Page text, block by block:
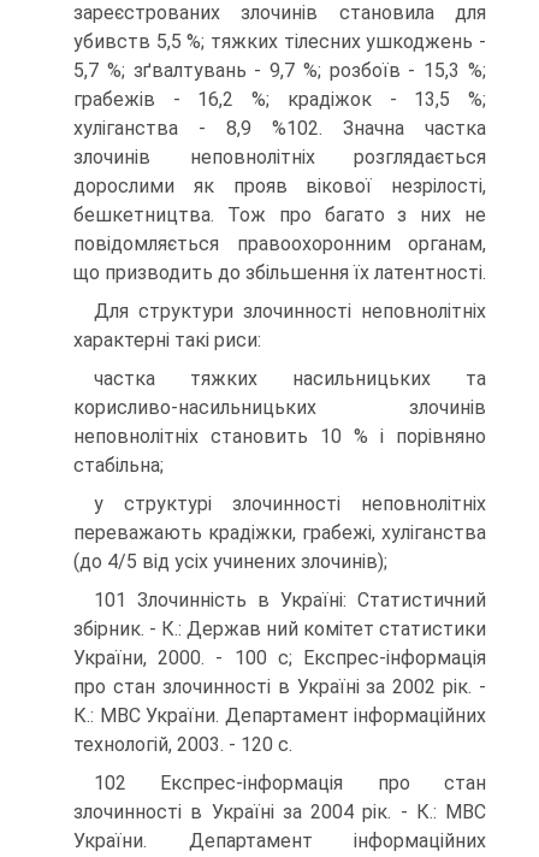
зареєстрованих злочинів становила для
убивств 5,5 %; тяжких тілесних ушкоджень -
5,7 %; зґвалтувань - 9,7 %; розбоїв - 15,3 %;
грабежів - 16,2 %; крадіжок - 13,5 %;
хуліганства - 8,9 %102. Значна частка
злочинів неповнолітніх розглядається
дорослими як прояв вікової незрілості,
бешкетництва. Тож про багато з них не
повідомляється правоохоронним органам,
що призводить до збільшення їх латентності.
Для структури злочинності неповнолітніх
характерні такі риси:
частка тяжких насильницьких та
корисливо-насильницьких злочинів
неповнолітніх становить 10 % і порівняно
стабільна;
у структурі злочинності неповнолітніх
переважають крадіжки, грабежі, хуліганства
(до 4/5 від усіх учинених злочинів);
101 Злочинність в Україні: Статистичний
збірник. - К.: Держав ний комітет статистики
України, 2000. - 100 с; Експрес-інформація
про стан злочинності в Україні за 2002 рік. -
К.: МВС України. Департамент інформаційних
технологій, 2003. - 120 с.
102 Експрес-інформація про стан
злочинності в Україні за 2004 рік. - К.: МВС
України. Департамент інформаційних